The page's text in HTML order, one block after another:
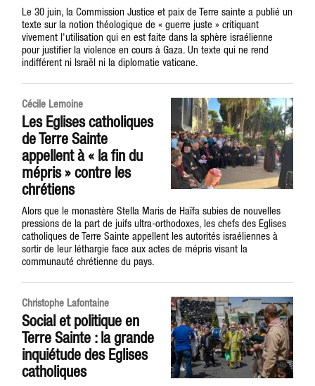
Le 30 juin, la Commission Justice et paix de Terre sainte a publié un
texte sur la notion théologique de « guerre juste » critiquant
vivement l'utilisation qui en est faite dans la sphère israélienne
pour justifier la violence en cours à Gaza. Un texte qui ne rend
indifférent ni Israël ni la diplomatie vaticane.
Cécile Lemoine
Les Eglises catholiques
de Terre Sainte
appellent à « la fin du
mépris » contre les
chrétiens
Alors que le monastère Stella Maris de Haïfa subies de nouvelles
pressions de la part de juifs ultra-orthodoxes, les chefs des Eglises
catholiques de Terre Sainte appellent les autorités israéliennes à
sortir de leur léthargie face aux actes de mépris visant la
communauté chrétienne du pays.
Christophe Lafontaine
Social et politique en
Terre Sainte : la grande
inquiétude des Eglises
catholiques